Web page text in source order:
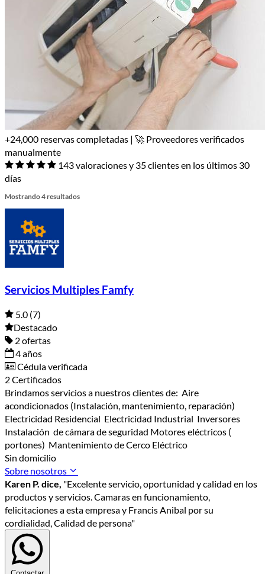
+24,000 reservas completadas | 🚀 Proveedores verificados
manualmente
143 valoraciones y 35 clientes en los últimos 30
días
Mostrando 4 resultados
Servicios Multiples Famfy
5.0 (7)
Destacado
2 ofertas
4 años
Cédula verificada
2 Certificados
Brindamos servicios a nuestros clientes de: Aire
acondicionados (Instalación, mantenimiento, reparación)
Electricidad Residencial Electricidad Industrial Inversores
Instalación de cámara de seguridad Motores eléctricos (
portones) Mantenimiento de Cerco Eléctrico
Sin domicilio
Sobre nosotros
Karen P. dice, "Excelente servicio, oportunidad y calidad en los
productos y servicios. Camaras en funcionamiento,
felicitaciones a esta empresa y Francis Anibal por su
cordialidad, Calidad de persona"